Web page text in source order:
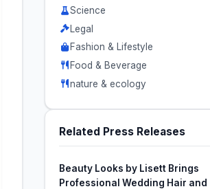
Science
Legal
Fashion & Lifestyle
Food & Beverage
nature & ecology
Related Press Releases
Beauty Looks by Lisett Brings
Professional Wedding Hair and